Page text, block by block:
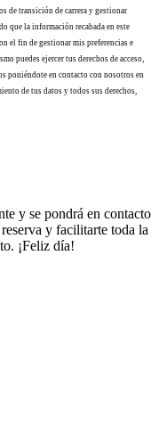
de transición de carrera y gestionar
que la información recabada en este
el fin de gestionar mis preferencias e
puedes ejercer tus derechos de acceso,
poniéndote en contacto con nosotros en
de tus datos y todos sus derechos,
y se pondrá en contacto
y facilitarte toda la
¡Feliz día!